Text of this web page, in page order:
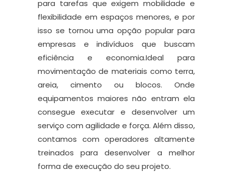
para tarefas que exigem mobilidade e
flexibilidade em espaços menores, e por
isso se tornou uma opção popular para
empresas e indivíduos que buscam
eficiência e economia.Ideal para
movimentação de materiais como terra,
areia, cimento ou blocos. Onde
equipamentos maiores não entram ela
consegue executar e desenvolver um
serviço com agilidade e força. Além disso,
contamos com operadores altamente
treinados para desenvolver a melhor
forma de execução do seu projeto.